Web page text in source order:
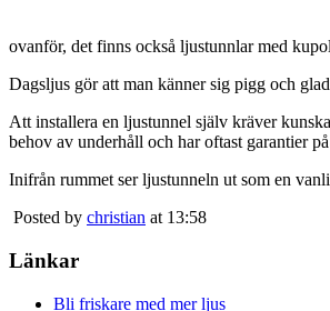
ovanför, det finns också ljustunnlar med
Dagsljus gör att man känner sig pigg och
Att installera en ljustunnel själv kräver
behov av underhåll och har oftast garantier
Inifrån rummet ser ljustunneln ut som en
Posted by christian at 13:58
Länkar
Bli friskare med mer ljus